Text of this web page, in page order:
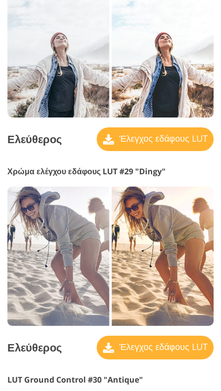
Ελεύθερος Έλεγχος εδάφους LUT
Χρώμα ελέγχου εδάφους LUT #29 "Dingy"
Ελεύθερος Έλεγχος εδάφους LUT
LUT Ground Control #30 "Antique"